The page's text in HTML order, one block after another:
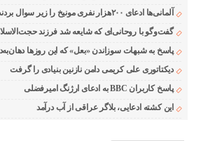
آلمانی‌ها ادعای ۲۰۰هزار نفری مونیخ را زیر سوال بردند
گفت‌وگو با روحانی‌ای که شایعه شد فرزند
پاسخ به شبهات سوزاندن «بعل» که این روزها
دیکتاتوری علی کریمی دامن نازنین بنیادی را گرفت
پاسخ کاربران BBC به ادعای ارژنگ امیرفضلی
این کشته ادعایی، بلاگر عراقی از آب درآمد